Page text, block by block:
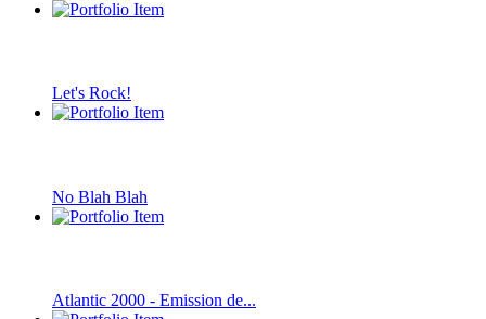
Let's Rock!
No Blah Blah
Atlantic 2000 - Emission de...